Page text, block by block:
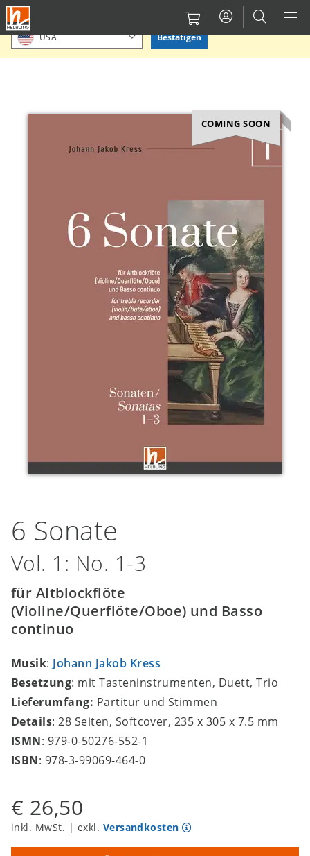
Direkt
zum
Inhalt
Bitte Standort bestätigen oder einen anderen auswählen.
USA Bestätigen
COMING SOON
6 Sonate
Vol. 1: No. 1-3
für Altblockflöte
(Violine/Querflöte/Oboe) und Basso
continuo
Musik: Johann Jakob Kress
Besetzung: mit Tasteninstrumenten, Duett, Trio
Lieferumfang: Partitur und Stimmen
Details: 28 Seiten, Softcover, 235 x 305 x 7.5 mm
ISMN: 979-0-50276-552-1
ISBN: 978-3-99069-464-0
€ 26,50
inkl. MwSt. | exkl. Versandkosten